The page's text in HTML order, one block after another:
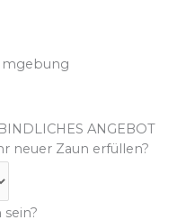
ANGEBOT
neuer Zaun erfüllen?